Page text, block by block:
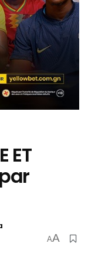
ET
AA